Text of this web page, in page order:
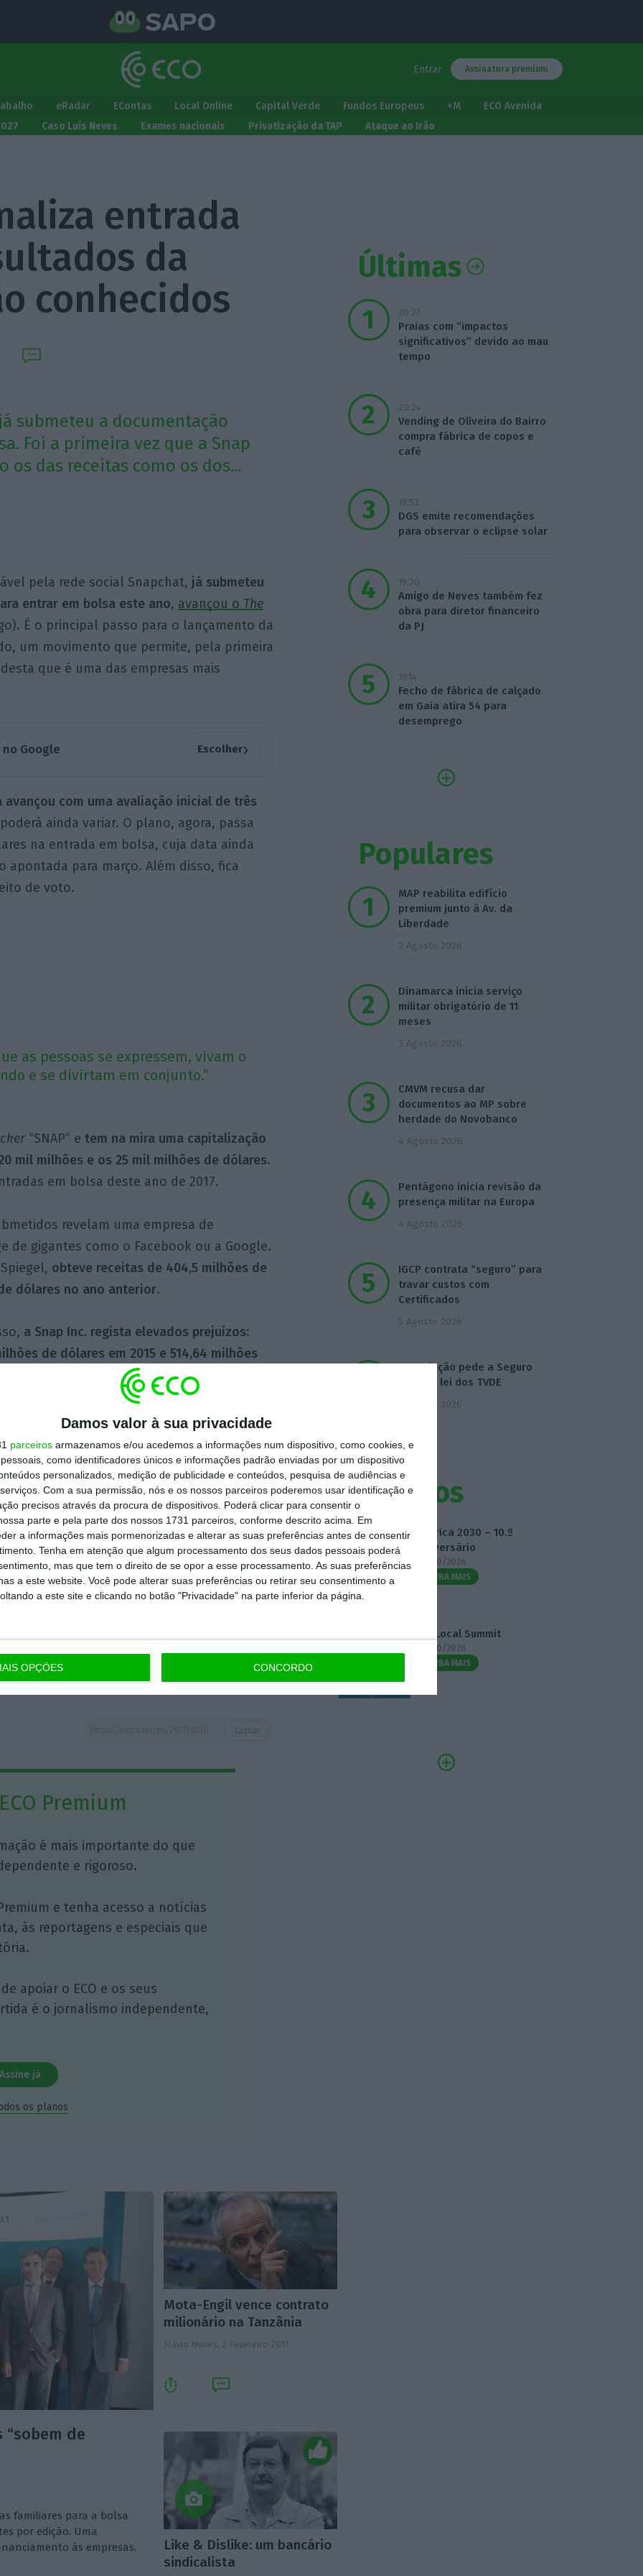
Damos valor à sua privacidade
parceiros armazenamos e/ou acedemos a informações num dispositivo, como cookies, e
como identificadores únicos e informações padrão enviadas por um dispositivo
personalizados, medição de publicidade e conteúdos, pesquisa de audiências e
Com a sua permissão, nós e os nossos parceiros poderemos usar identificação e
precisos através da procura de dispositivos. Poderá clicar para consentir o
parte e pela parte dos nossos 1731 parceiros, conforme descrito acima. Em
a informações mais pormenorizadas e alterar as suas preferências antes de consentir
Tenha em atenção que algum processamento dos seus dados pessoais poderá
mas que tem o direito de se opor a esse processamento. As suas preferências
a este website. Você pode alterar suas preferências ou retirar seu consentimento a
a este site e clicando no botão "Privacidade" na parte inferior da página.
OPÇÕES CONCORDO
Entrar Assinatura premium
eRadar EContas Local Online Capital Verde Fundos Europeus +M
ECO Avenida
Caso Luís Neves Exames nacionais Privatização da TAP Ataque ao Irão
entrada
da
conhecidos
submeteu a documentação
Foi a primeira vez que a Snap
os das receitas como os dos...
pela rede social Snapchat, já submeteu
entrar em bolsa este ano, avançou o The
É o principal passo para o lançamento da
um movimento que permite, pela primeira
que é uma das empresas mais
Google Escolher›
avançou com uma avaliação inicial de três
ainda variar. O plano, agora, passa
na entrada em bolsa, cuja data ainda
apontada para março. Além disso, fica
de voto.
as pessoas se expressem, vivam o
e se divirtam em conjunto.”
“SNAP” e tem na mira uma capitalização
mil milhões e os 25 mil milhões de dólares.
em bolsa deste ano de 2017.
revelam uma empresa de
de gigantes como o Facebook ou a Google.
obteve receitas de 404,5 milhões de
dólares no ano anterior.
a Snap Inc. regista elevados prejuízos:
de dólares em 2015 e 514,64 milhões
. Foi também revelado que a
assenta na Google Cloud a esmagadora
das operações. Deverá ainda investir dois mil
a empresa-mãe da Google, ao longo
ativos da aplicação que, de acordo
. Em média, são criados 2,5 mil
típicas mensagens em vídeo ou imagem
de um dia.
se, sobretudo, em
como na venda dos
a par com a aplicação. Sim, o principal
Premium
é mais importante do que
e rigoroso.
e tenha acesso a notícias
às reportagens e especiais que
apoiar o ECO e os seus
é o jornalismo independente,
Assine já
os planos
Últimas
20:27
Praias com “impactos
significativos” devido ao mau
tempo
20:24
Vending de Oliveira do Bairro
compra fábrica de copos e
café
19:52
DGS emite recomendações
para observar o eclipse solar
19:20
Amigo de Neves também fez
obra para diretor financeiro
da PJ
19:14
Fecho de fábrica de calçado
em Gaia atira 54 para
desemprego
Populares
MAP reabilita edifício
premium junto à Av. da
Liberdade
2 Agosto 2026
Dinamarca inicia serviço
militar obrigatório de 11
meses
3 Agosto 2026
CMVM recusa dar
documentos ao MP sobre
herdade do Novobanco
4 Agosto 2026
Pentágono inicia revisão da
presença militar na Europa
4 Agosto 2026
IGCP contrata “seguro” para
travar custos com
Certificados
5 Agosto 2026
Associação pede a Seguro
veto da lei dos TVDE
5 Agosto 2026
Eventos
Fábrica 2030 – 10.º
Aniversário
14/10/2026
SAIBA MAIS
3.º Local Summit
07/10/2026
SAIBA MAIS
“sobem de
familiares para a bolsa
por edição. Uma
às empresas.
Mota-Engil vence contrato
milionário na Tanzânia
Flávio Nunes, 2 Fevereiro 2017
Like & Dislike: um bancário
sindicalista